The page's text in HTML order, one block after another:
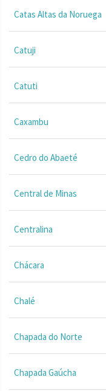
Catas Altas da Noruega
Catuji
Catuti
Caxambu
Cedro do Abaeté
Central de Minas
Centralina
Chácara
Chalé
Chapada do Norte
Chapada Gaúcha